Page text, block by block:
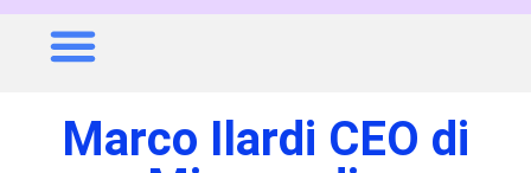
Marco Ilardi CEO di